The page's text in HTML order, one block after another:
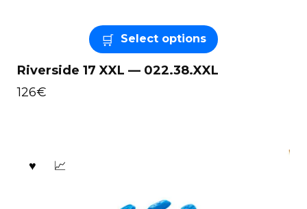
Select options
Riverside 17 XXL — 022.38.XXL
126€